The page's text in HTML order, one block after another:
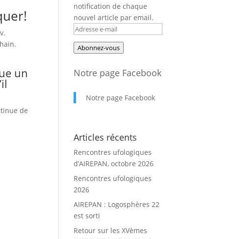
un
de
notification de chaque
nouvel article par email.
Adresse
e-
mail
Abonnez-vous
Notre page Facebook
Notre page Facebook
Articles récents
Rencontres ufologiques
d’AIREPAN, octobre 2026
Rencontres ufologiques
2026
AIREPAN : Logosphères 22
est sorti
Retour sur les XVèmes